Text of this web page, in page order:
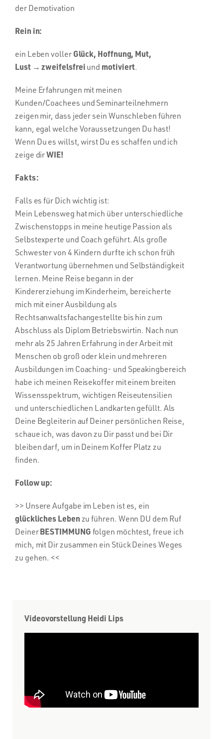
der Demotivation
Rein in:
ein Leben voller Glück, Hoffnung, Mut,
Lust →zweifelsfrei und motiviert.
Meine Erfahrungen mit meinen
Kunden/Coachees und Seminarteilnehmern
zeigen mir, dass jeder sein Wunschleben führen
kann, egal welche Voraussetzungen Du hast!
Wenn Du es willst, wirst Du es schaffen und ich
zeige dirWIE!
Fakts:
Falls es für Dich wichtig ist:
Mein Lebensweg hat mich über unterschiedliche
Zwischenstopps in meine heutige Passion als
Selbstexperte und Coach geführt. Als große
Schwester von 4 Kindern durfte ich schon früh
Verantwortung übernehmen und Selbständigkeit
lernen. Meine Reise begann in der
Kindererziehung im Kinderheim, bereicherte
mich mit einer Ausbildung als
Rechtsanwaltsfachangestellte bis hin zum
Abschluss als Diplom Betriebswirtin. Nach nun
mehr als 25 Jahren Erfahrung in der Arbeit mit
Menschen ob groß oder klein und mehreren
Ausbildungen im Coaching- und Speakingbereich
habe ich meinen Reisekoffer mit einem breiten
Wissensspektrum, wichtigen Reiseutensilien
und unterschiedlichen Landkarten gefüllt. Als
Deine Begleiterin auf Deiner persönlichen Reise,
schaue ich, was davon zu Dir passt und bei Dir
bleiben darf, um in Deinem Koffer Platz zu
finden.
Follow up:
>> Unsere Aufgabe im Leben ist es, ein
glückliches Leben zu führen. Wenn DU dem Ruf
DeinerBESTIMMUNG folgen möchtest, freue ich
mich, mit Dir zusammen ein Stück Deines Weges
zu gehen. <<
Videovorstellung Heidi Lips